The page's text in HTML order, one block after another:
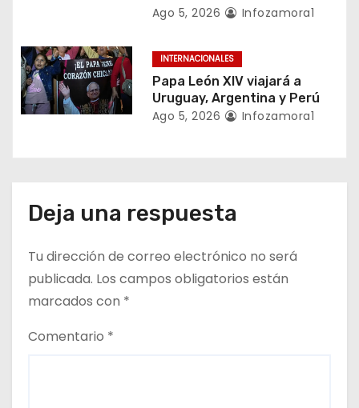
d
a
Ago 5, 2026 Infozamora1
INTERNACIONALES
Papa León XIV viajará a
Uruguay, Argentina y Perú
Ago 5, 2026 Infozamora1
Deja una respuesta
Tu dirección de correo electrónico no será
publicada. Los campos obligatorios están
marcados con *
Comentario *